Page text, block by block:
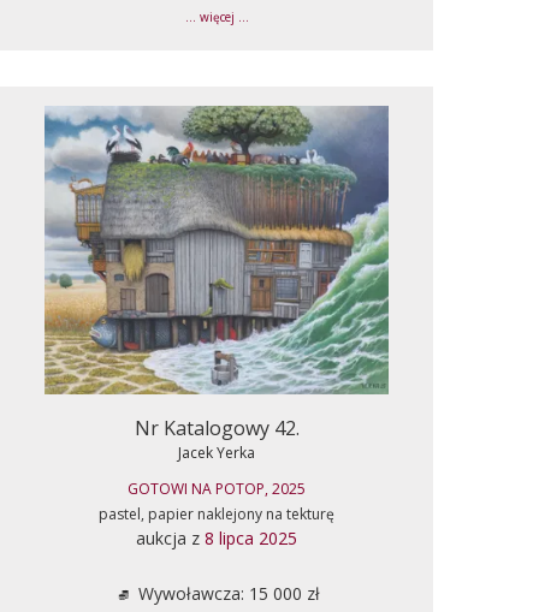
... więcej ...
Nr Katalogowy 42.
Jacek Yerka
GOTOWI NA POTOP, 2025
pastel, papier naklejony na tekturę
aukcja z 8 lipca 2025
Wywoławcza: 15 000 zł